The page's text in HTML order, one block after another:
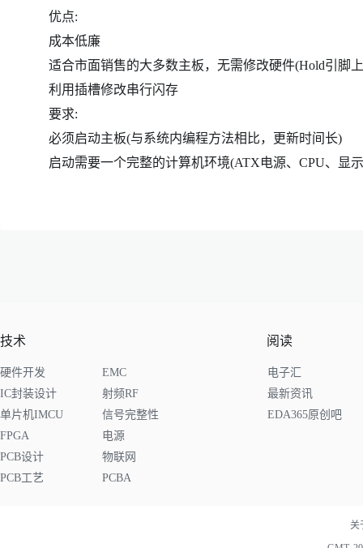
优点:
成本低廉
适合市面销售的大多数主板，无需修改硬件(Hold引脚
利用插槽修改串行闪存
要求:
必须启动主板(与系统内编程方法相比，更新时间长)
启动需要一个完整的计算机环境(ATX电源、CPU、显
技术
硬件开发
EMC
IC封装设计
射频RF
单片机IMCU
信号完整性
FPGA
电源
PCB设计
物联网
PCB工艺
PCBA
阅读
电子汇
最新资讯
EDA365原创吧
关